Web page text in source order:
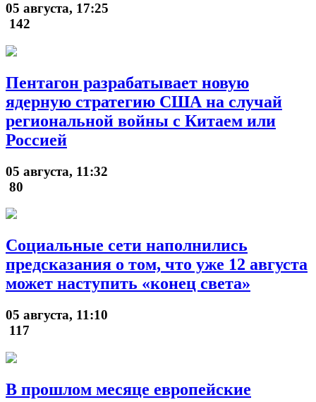
05 августа, 17:25
142
Пентагон разрабатывает новую
ядерную стратегию США на случай
региональной войны с Китаем или
Россией
05 августа, 11:32
80
Социальные сети наполнились
предсказания о том, что уже 12 августа
может наступить «конец света»
05 августа, 11:10
117
В прошлом месяце европейские